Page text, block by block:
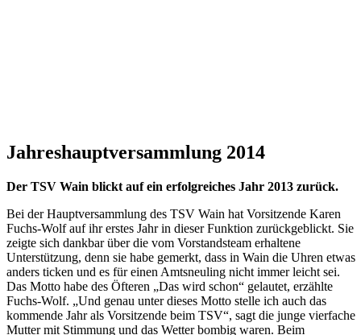
Jahreshauptversammlung 2014
Der TSV Wain blickt auf ein erfolgreiches Jahr 2013 zurück.
Bei der Hauptversammlung des TSV Wain hat Vorsitzende Karen
Fuchs-Wolf auf ihr erstes Jahr in dieser Funktion zurückgeblickt. Sie
zeigte sich dankbar über die vom Vorstandsteam erhaltene
Unterstützung, denn sie habe gemerkt, dass in Wain die Uhren etwas
anders ticken und es für einen Amtsneuling nicht immer leicht sei.
Das Motto habe des Öfteren „Das wird schon“ gelautet, erzählte
Fuchs-Wolf. „Und genau unter dieses Motto stelle ich auch das
kommende Jahr als Vorsitzende beim TSV“, sagt die junge vierfache
Mutter mit Stimmung und das Wetter bombig waren. Beim